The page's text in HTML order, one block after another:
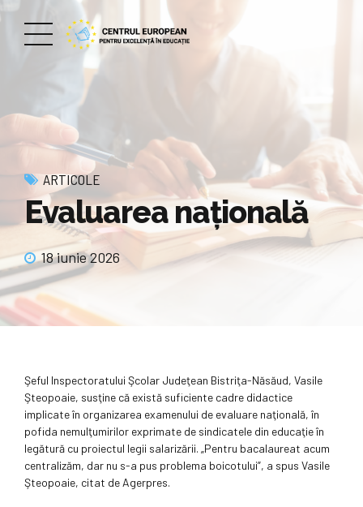
ARTICOLE
Evaluarea națională
18 iunie 2026
Şeful Inspectoratului Şcolar Judeţean Bistriţa-Năsăud, Vasile
Şteopoaie, susţine că există suficiente cadre didactice
implicate în organizarea examenului de evaluare naţională, în
pofida nemulţumirilor exprimate de sindicatele din educaţie în
legătură cu proiectul legii salarizării. „Pentru bacalaureat acum
centralizăm, dar nu s-a pus problema boicotului”, a spus Vasile
Şteopoaie, citat de Agerpres.